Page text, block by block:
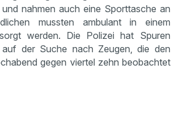
nahmen auch eine Sporttasche an
mussten ambulant in einem
werden. Die Polizei hat Spuren
der Suche nach Zeugen, die den
gegen viertel zehn beobachtet